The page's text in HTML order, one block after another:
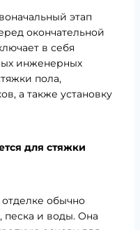
этап
окончательной
в себя
инженерных
пола,
а также установку
для стяжки
обычно
песка и воды. Она